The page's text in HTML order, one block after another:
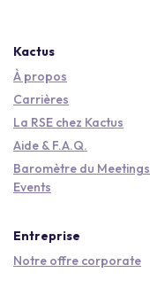
Kactus
À propos
Carrières
La RSE chez Kactus
Aide & F.A.Q.
Baromètre du
Events
Entreprise
Notre offre corporate